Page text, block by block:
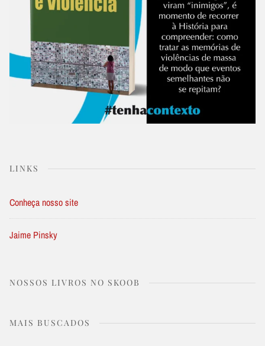
LINKS
Conheça nosso site
Jaime Pinsky
NOSSOS LIVROS NO SKOOB
MAIS BUSCADOS